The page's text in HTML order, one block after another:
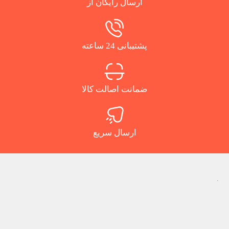
ارسال رایگان از
پشتیبانی 24 ساعته
ضمانت اصالت کالا
ارسال سریع
.